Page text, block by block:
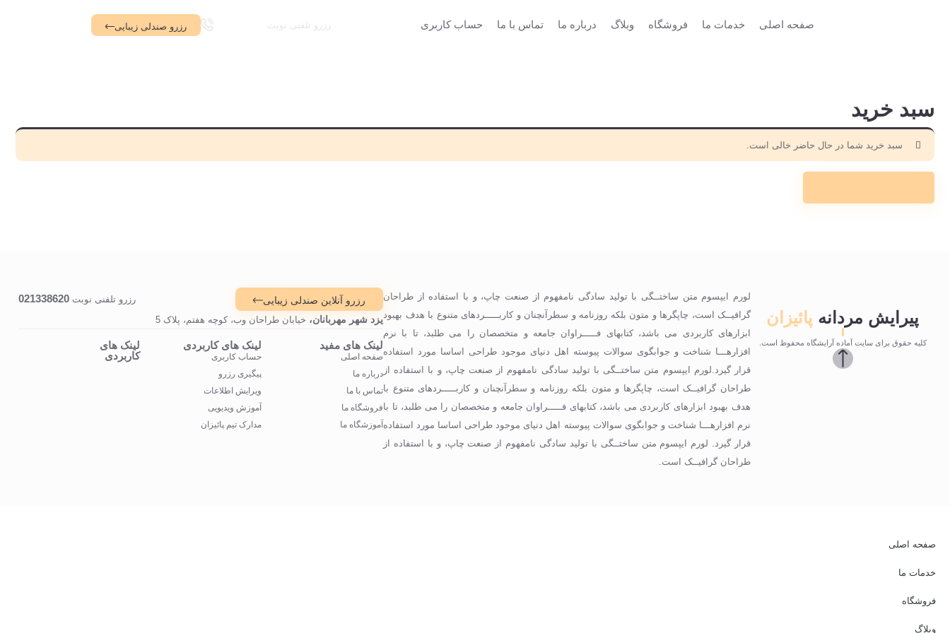
صفحه اصلی خدمات ما فروشگاه وبلاگ درباره ما تماس با ما حساب کاربری رزرو تلفنی نوبت رزرو صندلی زیبایی
سبد خرید
سبد خرید شما در حال حاضر خالی است.
پیرایش مردانه پائیزان
کلیه حقوق برای سایت آماده آرایشگاه محفوظ است.
لورم ایپسوم متن ساختــگی با تولید سادگی نامفهوم از صنعت چاپ، و با استفاده از طراحان
گرافیــک است، چاپگرها و متون بلکه روزنامه و سطرآنچنان و کاربـــــردهای متنوع با هدف بهبود
ابزارهای کاربردی می باشد، کتابهای فـــــراوان جامعه و متخصصان را می طلبد، تا با نرم
افزارهـــا شناخت و جوابگوی سوالات پیوسته اهل دنیای موجود طراحی اساسا مورد استفاده
قرار گیرد.لورم ایپسوم متن ساختــگی با تولید سادگی نامفهوم از صنعت چاپ، و با استفاده از
طراحان گرافیــک است، چاپگرها و متون بلکه روزنامه و سطرآنچنان و کاربـــــردهای متنوع با
هدف بهبود ابزارهای کاربردی می باشد، کتابهای فـــــراوان جامعه و متخصصان را می طلبد، تا با
نرم افزارهـــا شناخت و جوابگوی سوالات پیوسته اهل دنیای موجود طراحی اساسا مورد استفاده
قرار گیرد. لورم ایپسوم متن ساختــگی با تولید سادگی نامفهوم از صنعت چاپ، و با استفاده از
طراحان گرافیــک است.
رزرو آنلاین صندلی زیبایی رزرو تلفنی نوبت 021338620
یزد شهر مهربانان، خیابان طراحان وب، کوچه هفتم، پلاک 5
لینک های مفید
صفحه اصلی
درباره ما
تماس با ما
فروشگاه ما
آموزشگاه ما
لینک های کاربردی
حساب کاربری
پیگیری رزرو
ویرایش اطلاعات
آموزش ویدیویی
مدارک تیم پائیزان
لینک های
کاربردی
صفحه اصلی
خدمات ما
فروشگاه
وبلاگ